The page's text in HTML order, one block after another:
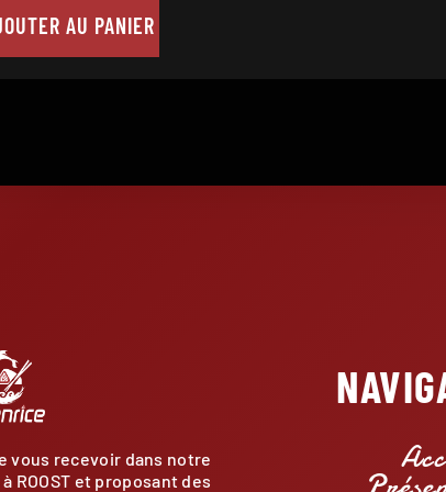
AU PANIER
vous recevoir dans notre
ROOST et proposant des